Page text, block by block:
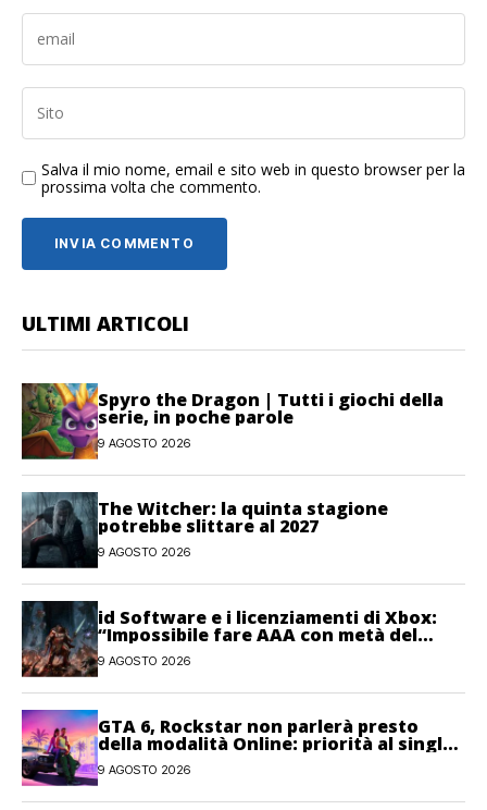
Salva il mio nome, email e sito web in questo browser per la
prossima volta che commento.
ULTIMI ARTICOLI
Spyro the Dragon | Tutti i giochi della
serie, in poche parole
9 AGOSTO 2026
The Witcher: la quinta stagione
potrebbe slittare al 2027
9 AGOSTO 2026
id Software e i licenziamenti di Xbox:
“Impossibile fare AAA con metà del
personale”
9 AGOSTO 2026
GTA 6, Rockstar non parlerà presto
della modalità Online: priorità al single-
player
9 AGOSTO 2026